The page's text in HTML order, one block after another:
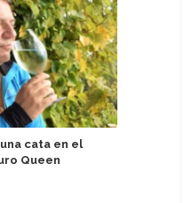
cata en el
Queen